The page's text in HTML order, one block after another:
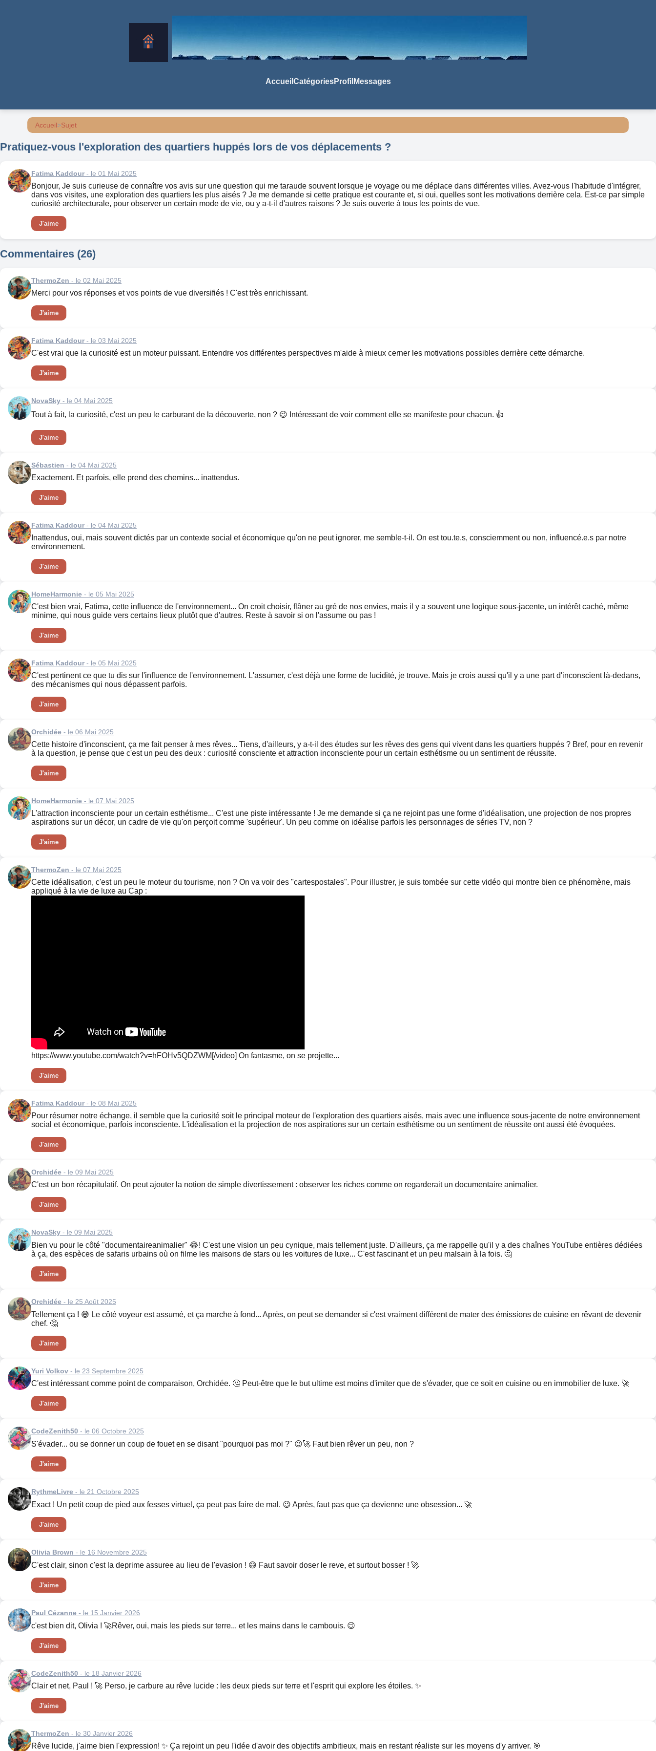
Accueil CatégoriesProfil Messages
Accueil>Sujet
Pratiquez-vous l'exploration des quartiers huppés lors de vos déplacements ?
Fatima Kaddour- le 01 Mai 2025
Bonjour, Je suis curieuse de connaître vos avis sur une question qui me taraude souvent lorsque je voyage ou me déplace dans différentes villes. Avez-vous l'habitude d'intégrer,
dans vos visites, une exploration des quartiers les plus aisés ? Je me demande si cette pratique est courante et, si oui, quelles sont les motivations derrière cela. Est-ce par simple
curiosité architecturale, pour observer un certain mode de vie, ou y a-t-il d'autres raisons ? Je suis ouverte à tous les points de vue.
J'aime
Commentaires (26)
ThermoZen - le 02 Mai 2025
Merci pour vos réponses et vos points de vue diversifiés ! C'est très enrichissant.
J'aime
Fatima Kaddour- le 03 Mai 2025
C'est vrai que la curiosité est un moteur puissant. Entendre vos différentes perspectives m'aide à mieux cerner les motivations possibles derrière cette démarche.
J'aime
NovaSky - le 04 Mai 2025
Tout à fait, la curiosité, c'est un peu le carburant de la découverte, non ? 😉 Intéressant de voir comment elle se manifeste pour chacun. 👍
J'aime
Sébastien - le 04 Mai 2025
Exactement. Et parfois, elle prend des chemins... inattendus.
J'aime
Fatima Kaddour- le 04 Mai 2025
Inattendus, oui, mais souvent dictés par un contexte social et économique qu'on ne peut ignorer, me semble-t-il. On est tou.te.s, consciemment ou non, influencé.e.s par notre
environnement.
J'aime
HomeHarmonie - le 05 Mai 2025
C'est bien vrai, Fatima, cette influence de l'environnement... On croit choisir, flâner au gré de nos envies, mais il y a souvent une logique sous-jacente, un intérêt caché, même
minime, qui nous guide vers certains lieux plutôt que d'autres. Reste à savoir si on l'assume ou pas !
J'aime
Fatima Kaddour- le 05 Mai 2025
C'est pertinent ce que tu dis sur l'influence de l'environnement. L'assumer, c'est déjà une forme de lucidité, je trouve. Mais je crois aussi qu'il y a une part d'inconscient là-dedans,
des mécanismes qui nous dépassent parfois.
J'aime
Orchidée - le 06 Mai 2025
Cette histoire d'inconscient, ça me fait penser à mes rêves... Tiens, d'ailleurs, y a-t-il des études sur les rêves des gens qui vivent dans les quartiers huppés ? Bref, pour en revenir
à la question, je pense que c'est un peu des deux : curiosité consciente et attraction inconsciente pour un certain esthétisme ou un sentiment de réussite.
J'aime
HomeHarmonie - le 07 Mai 2025
L'attraction inconsciente pour un certain esthétisme... C'est une piste intéressante ! Je me demande si ça ne rejoint pas une forme d'idéalisation, une projection de nos propres
aspirations sur un décor, un cadre de vie qu'on perçoit comme 'supérieur'. Un peu comme on idéalise parfois les personnages de séries TV, non ?
J'aime
ThermoZen - le 07 Mai 2025
Cette idéalisation, c'est un peu le moteur du tourisme, non ? On va voir des "cartespostales". Pour illustrer, je suis tombée sur cette vidéo qui montre bien ce phénomène, mais
appliqué à la vie de luxe au Cap :
https://www.youtube.com/watch?v=hFOHv5QDZWM[/video] On fantasme, on se projette...
J'aime
Fatima Kaddour- le 08 Mai 2025
Pour résumer notre échange, il semble que la curiosité soit le principal moteur de l'exploration des quartiers aisés, mais avec une influence sous-jacente de notre environnement
social et économique, parfois inconsciente. L'idéalisation et la projection de nos aspirations sur un certain esthétisme ou un sentiment de réussite ont aussi été évoquées.
J'aime
Orchidée - le 09 Mai 2025
C'est un bon récapitulatif. On peut ajouter la notion de simple divertissement : observer les riches comme on regarderait un documentaire animalier.
J'aime
NovaSky - le 09 Mai 2025
Bien vu pour le côté "documentaireanimalier" 😂! C'est une vision un peu cynique, mais tellement juste. D'ailleurs, ça me rappelle qu'il y a des chaînes YouTube entières dédiées
à ça, des espèces de safaris urbains où on filme les maisons de stars ou les voitures de luxe... C'est fascinant et un peu malsain à la fois. 🤔
J'aime
Orchidée - le 25 Août 2025
Tellement ça ! 😅 Le côté voyeur est assumé, et ça marche à fond... Après, on peut se demander si c'est vraiment différent de mater des émissions de cuisine en rêvant de devenir
chef. 🤔
J'aime
Yuri Volkov - le 23 Septembre 2025
C'est intéressant comme point de comparaison, Orchidée. 🤔 Peut-être que le but ultime est moins d'imiter que de s'évader, que ce soit en cuisine ou en immobilier de luxe. 🚀
J'aime
CodeZenith50 - le 06 Octobre 2025
S'évader... ou se donner un coup de fouet en se disant "pourquoi pas moi ?" 😉🚀 Faut bien rêver un peu, non ?
J'aime
RythmeLivre - le 21 Octobre 2025
Exact ! Un petit coup de pied aux fesses virtuel, ça peut pas faire de mal. 😉 Après, faut pas que ça devienne une obsession... 🚀
J'aime
Olivia Brown - le 16 Novembre 2025
C'est clair, sinon c'est la deprime assuree au lieu de l'evasion ! 😅 Faut savoir doser le reve, et surtout bosser ! 🚀
J'aime
Paul Cézanne - le 15 Janvier 2026
c'est bien dit, Olivia ! 🚀Rêver, oui, mais les pieds sur terre... et les mains dans le cambouis. 😉
J'aime
CodeZenith50 - le 18 Janvier 2026
Clair et net, Paul ! 🚀 Perso, je carbure au rêve lucide : les deux pieds sur terre et l'esprit qui explore les étoiles. ✨
J'aime
ThermoZen - le 30 Janvier 2026
Rêve lucide, j'aime bien l'expression! ✨ Ça rejoint un peu l'idée d'avoir des objectifs ambitieux, mais en restant réaliste sur les moyens d'y arriver. 🎯